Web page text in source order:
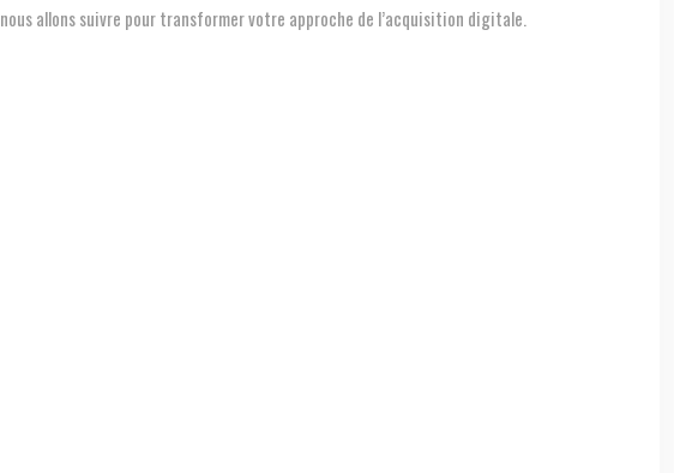
allons suivre pour transformer votre approche de l’acquisition digitale.